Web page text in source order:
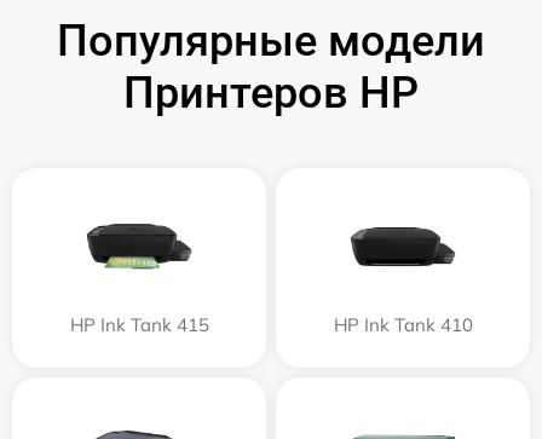
Популярные модели
Принтеров HP
HP Ink Tank 415 HP Ink Tank 410